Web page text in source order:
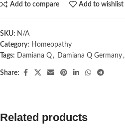
Add to compare Add to wishlist
SKU: N/A
Category: Homeopathy
Tags: Damiana Q , Damiana Q Germany ,
Share:
Related products